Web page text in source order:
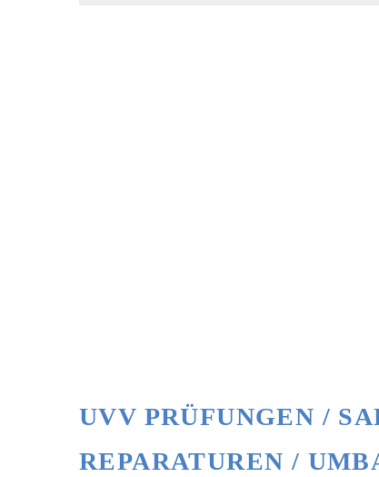
UVV PRÜFUNGEN /
REPARATUREN /